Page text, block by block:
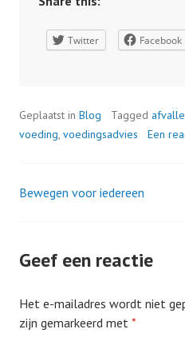
Twitter Facebook
Geplaatst in Blog Tagged
voeding, voedingsadvies Een
Berichtnavigatie
Bewegen voor iedereen
Geef een reactie
Het e-mailadres wordt niet
zijn gemarkeerd met *